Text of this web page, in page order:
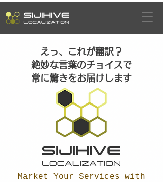
​えっ、これが翻訳？
絶妙な言葉のチョイスで
常に驚きをお届けします
Market Your Services with